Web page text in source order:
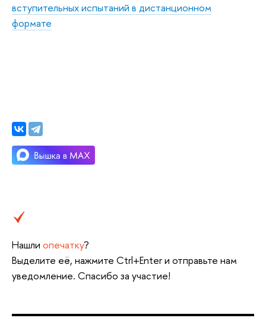
вступительных испытаний в дистанционном
формате
Нашли опечатку?
Выделите её, нажмите Ctrl+Enter и отправьте нам
уведомление. Спасибо за участие!